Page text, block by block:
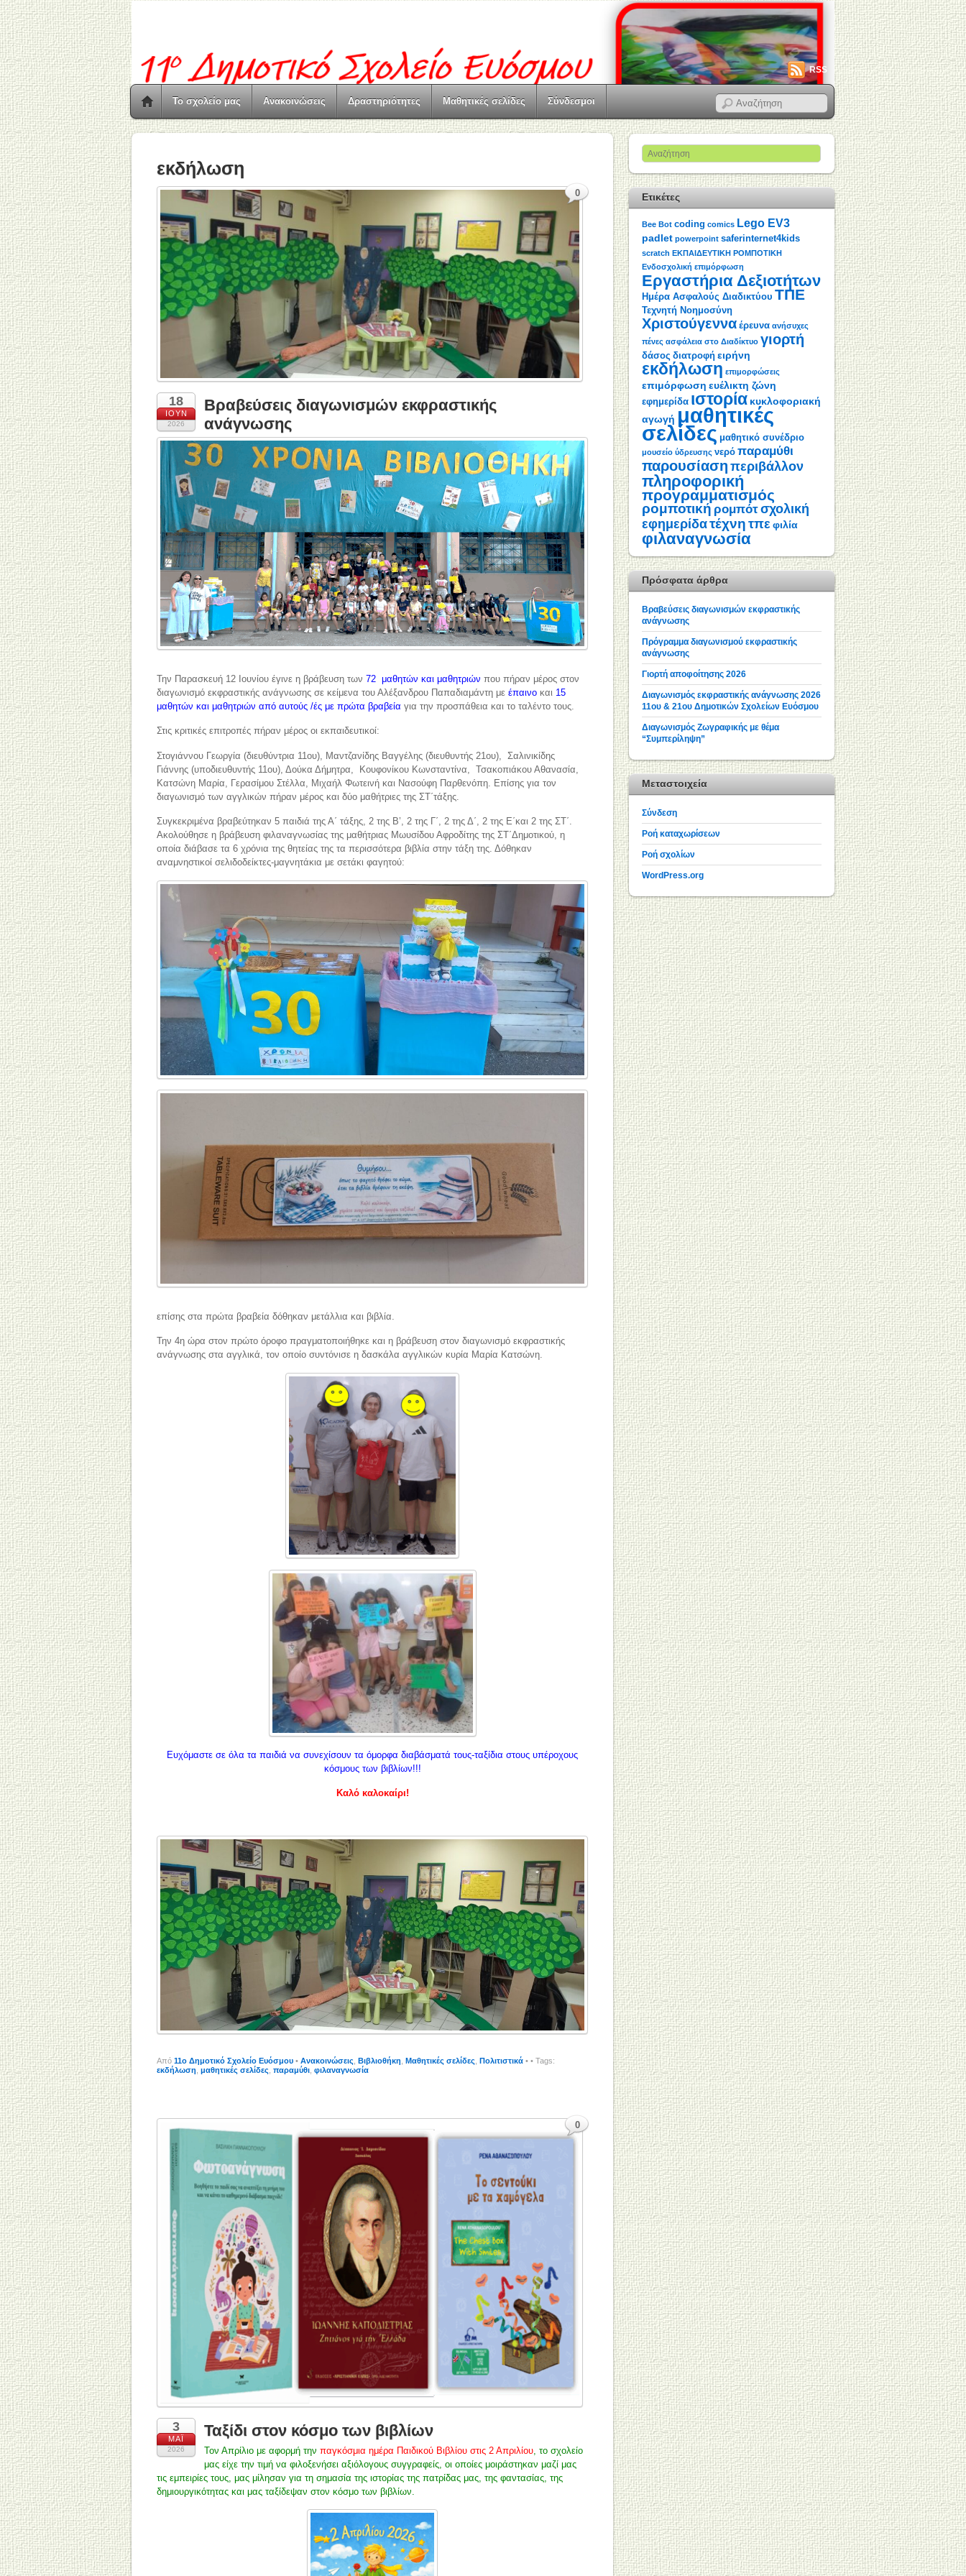
RSS
Το σχολείο μας Ανακοινώσεις Δραστηριότητες Μαθητικές σελίδες Σύνδεσμοι
εκδήλωση
18
ΙΟΎΝ
2026
Βραβεύσεις διαγωνισμών εκφραστικής
ανάγνωσης
Την Παρασκευή 12 Ιουνίου έγινε η βράβευση των 72 μαθητών και μαθητριών που πήραν μέρος στον
διαγωνισμό εκφραστικής ανάγνωσης σε κείμενα του Αλέξανδρου Παπαδιαμάντη με έπαινο και 15
μαθητών και μαθητριών από αυτούς /ές με πρώτα βραβεία για την προσπάθεια και το ταλέντο τους.
Στις κριτικές επιτροπές πήραν μέρος οι εκπαιδευτικοί:
Στογιάννου Γεωργία (διευθύντρια 11ου), Μαντζανίδης Βαγγέλης (διευθυντής 21ου), Σαλινικίδης
Γιάννης (υποδιευθυντής 11ου), Δούκα Δήμητρα, Κουφονίκου Κωνσταντίνα, Τσακοπιάκου Αθανασία,
Κατσώνη Μαρία, Γερασίμου Στέλλα, Μιχαήλ Φωτεινή και Νασούφη Παρθενόπη. Επίσης για τον
διαγωνισμό των αγγλικών πήραν μέρος και δύο μαθήτριες της ΣΤ΄τάξης.
Συγκεκριμένα βραβεύτηκαν 5 παιδιά της Α΄ τάξης, 2 της Β’, 2 της Γ΄, 2 της Δ΄, 2 της Ε΄και 2 της ΣΤ΄.
Ακολούθησε η βράβευση φιλαναγνωσίας της μαθήτριας Μωυσίδου Αφροδίτης της ΣΤ΄Δημοτικού, η
οποία διάβασε τα 6 χρόνια της θητείας της τα περισσότερα βιβλία στην τάξη της. Δόθηκαν
αναμνηστικοί σελιδοδείκτες-μαγνητάκια με σετάκι φαγητού:
επίσης στα πρώτα βραβεία δόθηκαν μετάλλια και βιβλία.
Την 4η ώρα στον πρώτο όροφο πραγματοποιήθηκε και η βράβευση στον διαγωνισμό εκφραστικής
ανάγνωσης στα αγγλικά, τον οποίο συντόνισε η δασκάλα αγγλικών κυρία Μαρία Κατσώνη.
Ευχόμαστε σε όλα τα παιδιά να συνεχίσουν τα όμορφα διαβάσματά τους-ταξίδια στους υπέροχους
κόσμους των βιβλίων!!!
Καλό καλοκαίρι!
Από 11o Δημοτικό Σχολείο Ευόσμου • Ανακοινώσεις Βιβλιοθήκη Μαθητικές σελίδες Πολιτιστικά •
0
• Tags:
εκδήλωση μαθητικές σελίδες παραμύθι φιλαναγνωσία
3
ΜΆΙ
2026
Ταξίδι στον κόσμο των βιβλίων
Τον Απρίλιο με αφορμή την παγκόσμια ημέρα Παιδικού Βιβλίου στις 2 Απριλίου , το σχολείο
μας είχε την τιμή να φιλοξενήσει αξιόλογους συγγραφείς, οι οποίες μοιράστηκαν μαζί μας
τις εμπειρίες τους, μας μίλησαν για τη σημασία της ιστορίας της πατρίδας μας, της φαντασίας, της
δημιουργικότητας και μας ταξίδεψαν στον κόσμο των βιβλίων.
0
Ετικέτες
Bee Bot coding comics Lego EV3
padlet powerpoint saferinternet4kids
scratch ΕΚΠΑΙΔΕΥΤΙΚΗ ΡΟΜΠΟΤΙΚΗ
Ενδοσχολική επιμόρφωση
Εργαστήρια Δεξιοτήτων
Ημέρα Ασφαλούς Διαδικτύου ΤΠΕ
Τεχνητή Νοημοσύνη
Χριστούγεννα έρευνα ανήσυχες
πένες ασφάλεια στο Διαδίκτυο γιορτή
δάσος διατροφή ειρήνη
εκδήλωση επιμορφώσεις
επιμόρφωση ευέλικτη ζώνη
εφημερίδα ιστορία κυκλοφοριακή
αγωγή μαθητικές
σελίδες μαθητικό συνέδριο
μουσείο ύδρευσης νερό παραμύθι
παρουσίαση περιβάλλον
πληροφορική
προγραμματισμός
ρομποτική ρομπότσχολική
εφημερίδατέχνη τπε φιλία
φιλαναγνωσία
Πρόσφατα άρθρα
Βραβεύσεις διαγωνισμών εκφραστικής
ανάγνωσης
Πρόγραμμα διαγωνισμού εκφραστικής
ανάγνωσης
Γιορτή αποφοίτησης 2026
Διαγωνισμός εκφραστικής ανάγνωσης 2026
11ου & 21ου Δημοτικών Σχολείων Ευόσμου
Διαγωνισμός Ζωγραφικής με θέμα
“Συμπερίληψη”
Μεταστοιχεία
Σύνδεση
Ροή καταχωρίσεων
Ροή σχολίων
WordPress.org